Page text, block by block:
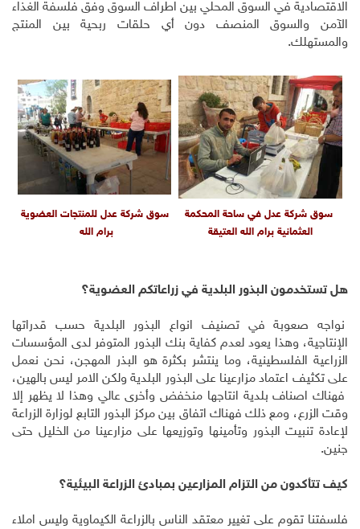
الاقتصادية في السوق المحلي بين اطراف السوق وفق فلسفة الغذاء
الآمن والسوق المنصف دون أي حلقات ربحية بين المنتج
والمستهلك.
سوق شركة عدل في ساحة المحكمة
العثمانية برام الله العتيقة
سوق شركة عدل للمنتجات العضوية
برام الله
هل تستخدمون البذور البلدية في زراعاتكم العضوية؟
نواجه صعوبة في تصنيف انواع البذور البلدية حسب قدراتها
الإنتاجية، وهذا يعود لعدم كفاية بنك البذور المتوفر لدى المؤسسات
الزراعية الفلسطينية، وما ينتشر بكثرة هو البذر المهجن، نحن نعمل
على تكثيف اعتماد مزارعينا على البذور البلدية ولكن الامر ليس بالهين،
فهناك اصناف بلدية انتاجها منخفض وأخرى عالي وهذا لا يظهر إلا
وقت الزرع، ومع ذلك فهناك اتفاق بين مركز البذور التابع لوزارة الزراعة
لإعادة تنبيت البذور وتأمينها وتوزيعها على مزارعينا من الخليل حتى
جنين.
كيف تتأكدون من التزام المزارعين بمبادئ الزراعة البيئية؟
فلسفتنا تقوم على تغيير معتقد الناس بالزراعة الكيماوية وليس املاء